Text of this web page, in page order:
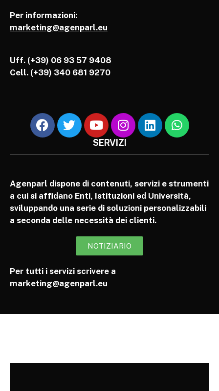
Per informazioni:
marketing@agenparl.eu
Uff. (+39) 06 93 57 9408
Cell. (+39) 340 681 9270
SERVIZI
Agenparl dispone di contenuti, servizi e strumenti
a cui si affidano Enti, Istituzioni ed Università,
sviluppando una serie di soluzioni personalizzabili
a seconda delle necessità dei clienti.
NOTIZIARIO
Per tutti i servizi scrivere a
marketing@agenparl.eu